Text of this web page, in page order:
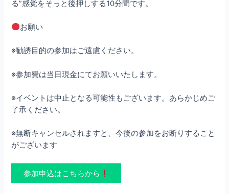
る”感覚をそっと後押しする10分間です。
お願い
※勧誘目的の参加はご遠慮ください。
※参加費は当日現金にてお願いいたします。
※イベントは中止となる可能性もございます。あらかじめご
了承ください。
※無断キャンセルされますと、今後の参加をお断りすること
がございます
参加申込はこちらから